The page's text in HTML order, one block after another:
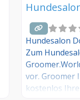
Hundesalon
Zum
vor. Groomer
kostenlos